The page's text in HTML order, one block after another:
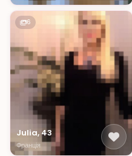
6
Julia, 43
Франція